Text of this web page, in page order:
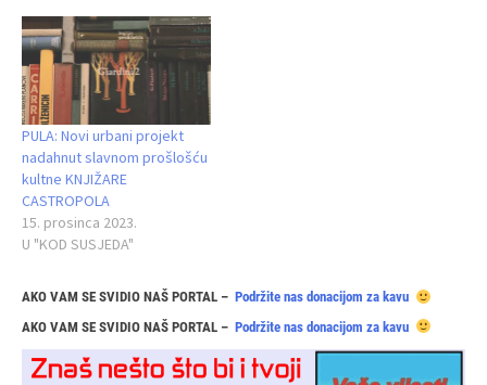
PULA: Novi urbani projekt
nadahnut slavnom prošlošću
kultne KNJIŽARE
CASTROPOLA
15. prosinca 2023.
U "KOD SUSJEDA"
AKO VAM SE SVIDIO NAŠ PORTAL – Podržite nas donacijom za kavu
AKO VAM SE SVIDIO NAŠ PORTAL – Podržite nas donacijom za kavu